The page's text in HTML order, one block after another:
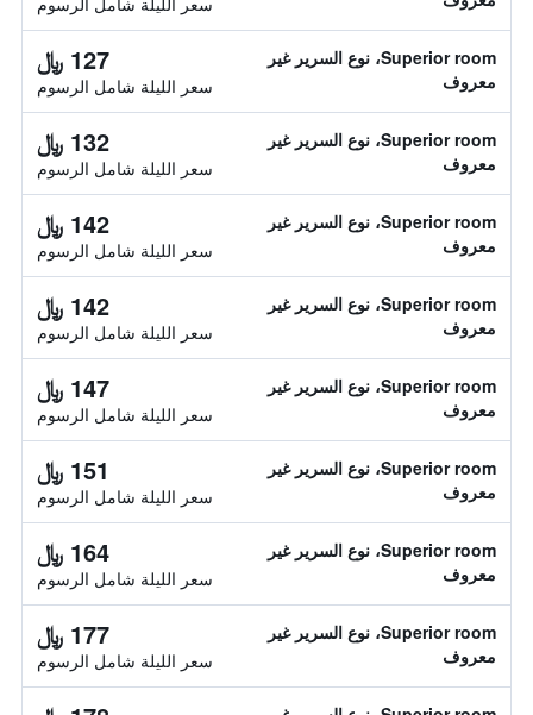
Superior room، نوع السرير غير
معروف
127 ﷼
سعر الليلة شامل الرسوم
Superior room، نوع السرير غير
معروف
132 ﷼
سعر الليلة شامل الرسوم
Superior room، نوع السرير غير
معروف
142 ﷼
سعر الليلة شامل الرسوم
Superior room، نوع السرير غير
معروف
142 ﷼
سعر الليلة شامل الرسوم
Superior room، نوع السرير غير
معروف
147 ﷼
سعر الليلة شامل الرسوم
Superior room، نوع السرير غير
معروف
151 ﷼
سعر الليلة شامل الرسوم
Superior room، نوع السرير غير
معروف
164 ﷼
سعر الليلة شامل الرسوم
Superior room، نوع السرير غير
معروف
177 ﷼
سعر الليلة شامل الرسوم